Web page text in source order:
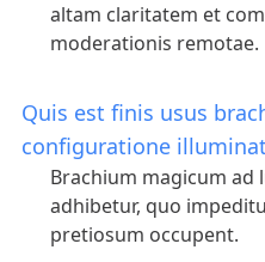
altam claritatem et
moderationis remotae.
Quis est finis usus
configuratione
Brachium magicum ad
adhibetur, quo
pretiosum occupent.